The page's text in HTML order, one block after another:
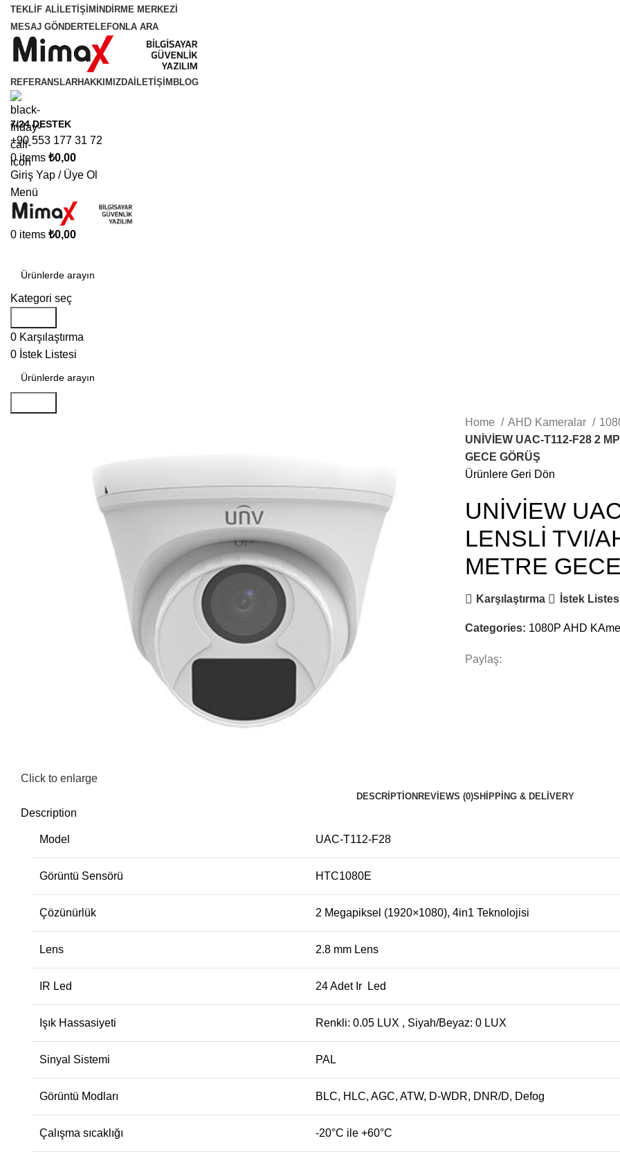
TEKLİF AL İLETİŞİM İNDİRME MERKEZİ
MESAJ GÖNDERTELEFONLA ARA
REFERANSLARHAKKIMIZDA İLETIŞIM BLOG
7/24 DESTEK
+90 553 177 31 72
0items ₺0,00
Giriş Yap / Üye Ol
Menü
0 items ₺0,00
Kategori seç
0 Karşılaştırma
0 İstek Listesi
Click to enlarge
Home AHD Kameralar
UNİVİEW UAC-T112-F28 2
GECE GÖRÜŞ
Ürünlere Geri Dön
UNİVİEW
LENSLİ TVI/
METRE
Karşılaştırma İstek
Categories: 1080P AHD
Paylaş:
DESCRIPTIONREVIEWS (0)SHIPPING & DELIVERY
Description
Model UAC-T112-F28
Görüntü Sensörü HTC1080E
Çözünürlük 2 Megapiksel (1920×1080), 4in1 Teknolojisi
Lens 2.8 mm Lens
IR Led 24 Adet Ir Led
Işık Hassasiyeti Renkli: 0.05 LUX , Siyah/Beyaz: 0 LUX
Sinyal Sistemi PAL
Görüntü Modları BLC, HLC, AGC, ATW, D-WDR, DNR/D, Defog
Çalışma sıcaklığı -20°C ile +60°C